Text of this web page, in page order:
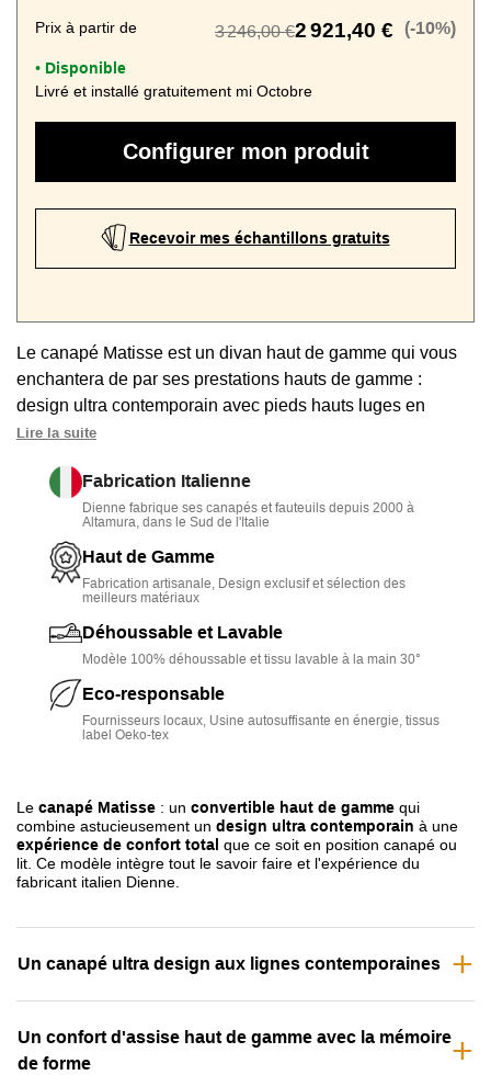
Prix à partir de 3 246,00 €2 921,40 € (-10%)
• Disponible
Livré et installé gratuitement mi Octobre
Configurer mon produit
Recevoir mes échantillons gratuits
Le canapé Matisse est un divan haut de gamme qui vous
enchantera de par ses prestations hauts de gamme :
design ultra contemporain avec pieds hauts luges en
métal, confort total avec assises mémoire de forme,
autoporteuse type Rapido. Personnalisable et
déhoussable.
Lire la suite
Fabrication Italienne
Dienne fabrique ses canapés et fauteuils depuis 2000 à
Altamura, dans le Sud de l'Italie
Haut de Gamme
Fabrication artisanale, Design exclusif et sélection des
meilleurs matériaux
Déhoussable et Lavable
Modèle 100% déhoussable et tissu lavable à la main 30°
Eco-responsable
Fournisseurs locaux, Usine autosuffisante en énergie, tissus
label Oeko-tex
Le canapé Matisse : un convertible haut de gamme qui
combine astucieusement un design ultra contemporain à une
expérience de confort total que ce soit en position canapé ou
lit. Ce modèle intègre tout le savoir faire et l'expérience du
fabricant italien Dienne.
Un canapé ultra design aux lignes contemporaines
Un confort d'assise haut de gamme avec la mémoire
de forme